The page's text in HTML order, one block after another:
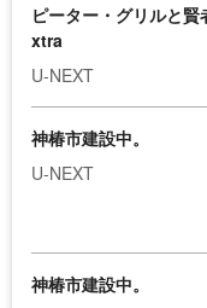
ピーター・グリルと
xtra
U-NEXT
神椿市建設中。
U-NEXT
神椿市建設中。